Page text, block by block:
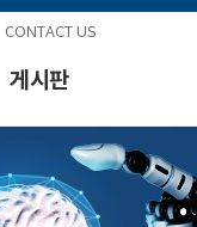
CONTACT US
게시판